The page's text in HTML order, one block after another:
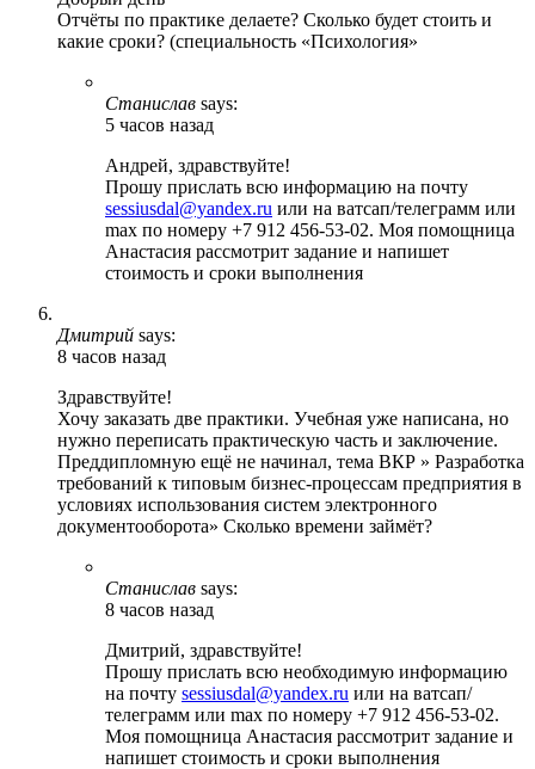
Отчёты по практике делаете? Сколько будет стоить и
какие сроки? (специальность «Психология»
Станислав says:
5 часов назад
Андрей, здравствуйте!
Прошу прислать всю информацию на почту
sessiusdal@yandex.ru или на ватсап/телеграмм или
max по номеру +7 912 456-53-02. Моя помощница
Анастасия рассмотрит задание и напишет
стоимость и сроки выполнения
Дмитрий says:
8 часов назад
Здравствуйте!
Хочу заказать две практики. Учебная уже написана, но
нужно переписать практическую часть и заключение.
Преддипломную ещё не начинал, тема ВКР » Разработка
требований к типовым бизнес-процессам предприятия в
условиях использования систем электронного
документооборота» Сколько времени займёт?
Станислав says:
8 часов назад
Дмитрий, здравствуйте!
Прошу прислать всю необходимую информацию
на почту sessiusdal@yandex.ru или на ватсап/
телеграмм или max по номеру +7 912 456-53-02.
Моя помощница Анастасия рассмотрит задание и
напишет стоимость и сроки выполнения